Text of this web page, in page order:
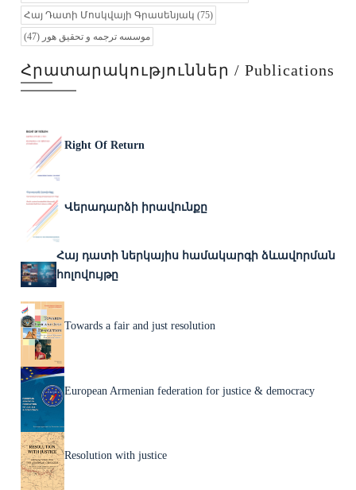
Հայ Դատի Մոսկվայի Գրասենյակ (75)
موسسه ترجمه و تحقیق هور (47)
Հրատարակություններ / Publications
Right Of Return
Վերադարձի իրավունքը
Հայ դատի ներկայիս համակարգի ձևավորման
հոլովույթը
Towards a fair and just resolution
European Armenian federation for justice & democracy
Resolution with justice